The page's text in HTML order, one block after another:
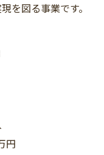
を図る事業です。
円